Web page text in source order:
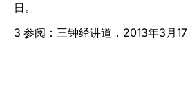
日。
3 参阅：三钟经讲道，2013年3月17